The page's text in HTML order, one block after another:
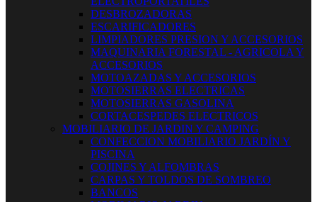
DESBROZADORAS
ESCARIFICADORES
LIMPIADORES PRESION Y ACCESORIOS
MAQUINARIA FORESTAL - AGRICOLA Y
ACCESORIOS
MOTOAZADAS Y ACCESORIOS
MOTOSIERRAS ELECTRICAS
MOTOSIERRAS GASOLINA
CORTACESPEDES ELECTRICOS
MOBILIARIO DE JARDIN Y CAMPING
CONFECCION MOBILIARIO JARDÍN Y
PISCINA
COJINES Y ALFOMBRAS
CARPAS Y TOLDOS DE SOMBREO
BANCOS